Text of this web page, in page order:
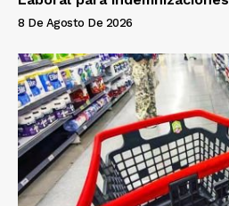
8 De Agosto De 2026